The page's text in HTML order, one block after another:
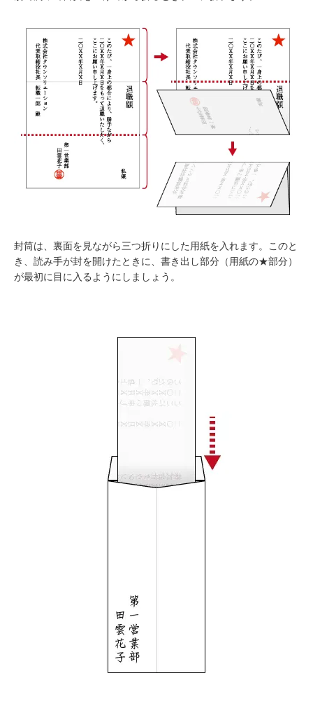
封筒は、裏面を見ながら三つ折りにした用紙を入れます。このと
き、読み手が封を開けたときに、書き出し部分（用紙の★部分）
が最初に目に入るようにしましょう。